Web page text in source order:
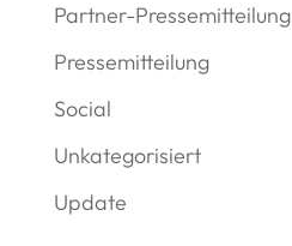
Partner-Pressemitteilung
Pressemitteilung
Social
Unkategorisiert
Update